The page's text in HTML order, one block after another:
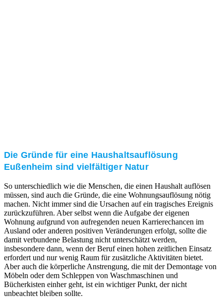
Die Gründe für eine Haushaltsauflösung
Eußenheim sind vielfältiger Natur
So unterschiedlich wie die Menschen, die einen Haushalt auflösen
müssen, sind auch die Gründe, die eine Wohnungsauflösung nötig
machen. Nicht immer sind die Ursachen auf ein tragisches Ereignis
zurückzuführen. Aber selbst wenn die Aufgabe der eigenen
Wohnung aufgrund von aufregenden neuen Karrierechancen im
Ausland oder anderen positiven Veränderungen erfolgt, sollte die
damit verbundene Belastung nicht unterschätzt werden,
insbesondere dann, wenn der Beruf einen hohen zeitlichen Einsatz
erfordert und nur wenig Raum für zusätzliche Aktivitäten bietet.
Aber auch die körperliche Anstrengung, die mit der Demontage von
Möbeln oder dem Schleppen von Waschmaschinen und
Bücherkisten einher geht, ist ein wichtiger Punkt, der nicht
unbeachtet bleiben sollte.